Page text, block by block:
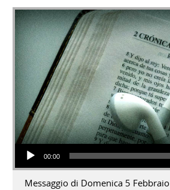
Audio Player
00:00
Messaggio di Domenica 5 Febbraio